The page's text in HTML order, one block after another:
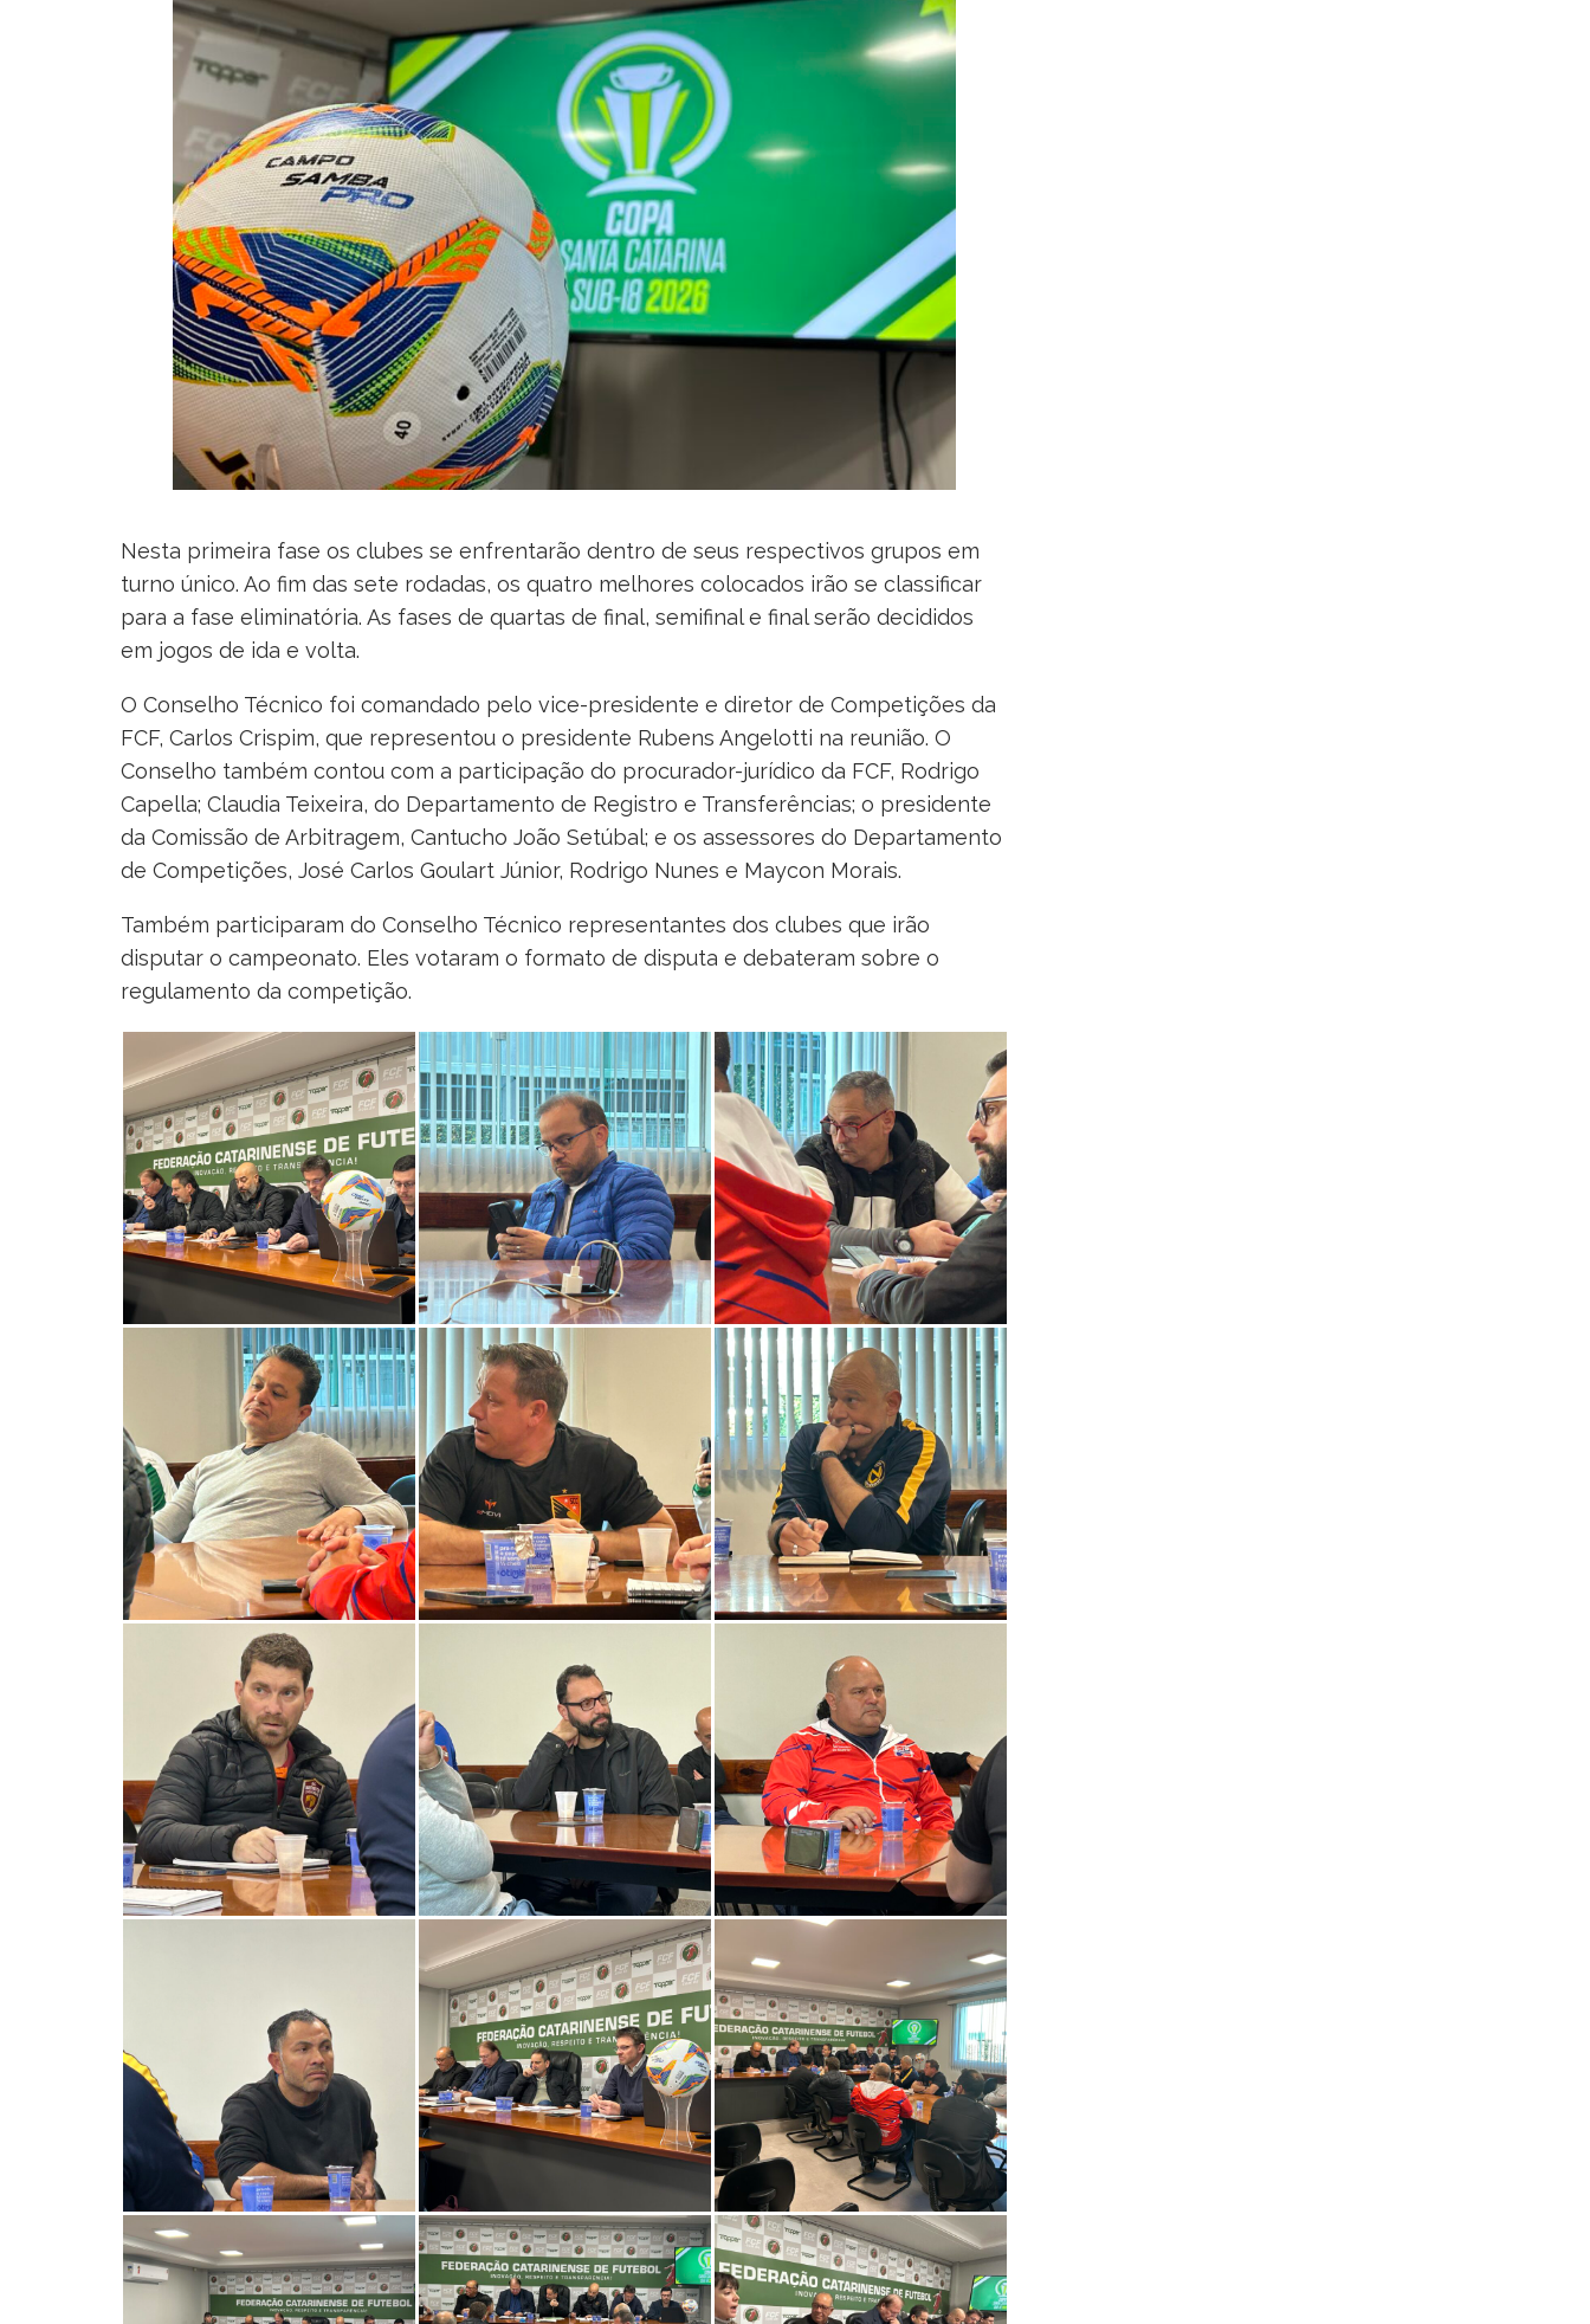
Nesta primeira fase os clubes se enfrentarão dentro de seus respectivos grupos em
turno único. Ao fim das sete rodadas, os quatro melhores colocados irão se classificar
para a fase eliminatória. As fases de quartas de final, semifinal e final serão decididos
em jogos de ida e volta.
O Conselho Técnico foi comandado pelo vice-presidente e diretor de Competições da
FCF, Carlos Crispim, que representou o presidente Rubens Angelotti na reunião. O
Conselho também contou com a participação do procurador-jurídico da FCF, Rodrigo
Capella; Claudia Teixeira, do Departamento de Registro e Transferências; o presidente
da Comissão de Arbitragem, Cantucho João Setúbal; e os assessores do Departamento
de Competições, José Carlos Goulart Júnior, Rodrigo Nunes e Maycon Morais.
Também participaram do Conselho Técnico representantes dos clubes que irão
disputar o campeonato. Eles votaram o formato de disputa e debateram sobre o
regulamento da competição.